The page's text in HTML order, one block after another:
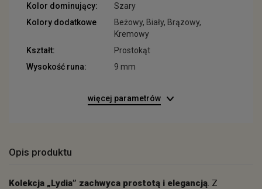
Kolor dominujący:
Szary
Kolory dodatkowe
Beżowy, Biały, Brązowy,
Kremowy
Kształt:
Prostokąt
Wysokość runa:
9 mm
więcej parametrów
Opis produktu
Kolekcja „Lydia” zachwyca prostotą i elegancją. Z